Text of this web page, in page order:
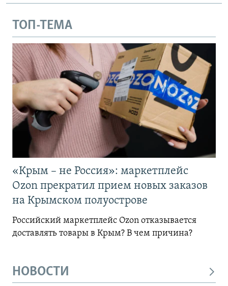
ТОП-ТЕМА
«Крым – не Россия»: маркетплейс
Ozon прекратил прием новых заказов
на Крымском полуострове
Российский маркетплейс Ozon отказывается
доставлять товары в Крым? В чем причина?
НОВОСТИ